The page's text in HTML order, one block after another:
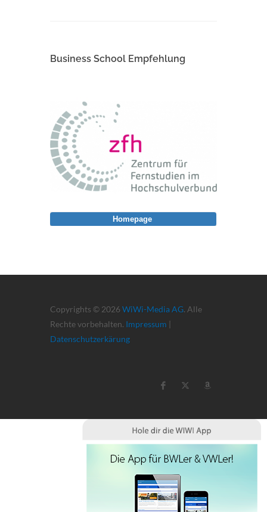
Business School Empfehlung
Copyrights © 2026 WiWi-Media AG. Alle
Rechte vorbehalten. Impressum |
Datenschutzerkärung
Homepage